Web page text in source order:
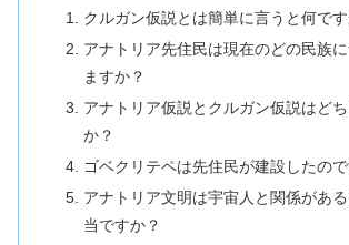
クルガン仮説とは簡単に言うと何です
アナトリア先住民は現在のどの民族
ますか？
アナトリア仮説とクルガン仮説はど
か？
ゴベクリテペは先住民が建設したので
アナトリア文明は宇宙人と関係があ
当ですか？